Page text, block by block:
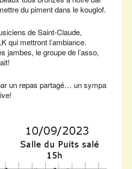
du piment dans le kouglof.
de Saint-Claude,
qui mettront l’ambiance.
jambes, le groupe de l’asso,
un repas partagé… un sympa